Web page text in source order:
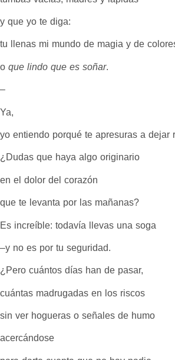
y que yo te diga:
tu llenas mi mundo de magia y de
o que lindo que es soñar.
–
Ya,
yo entiendo porqué te apresuras a dejar
¿Dudas que haya algo originario
en el dolor del corazón
que te levanta por las mañanas?
Es increíble: todavía llevas una soga
–y no es por tu seguridad.
¿Pero cuántos días han de pasar,
cuántas madrugadas en los riscos
sin ver hogueras o señales de humo
acercándose